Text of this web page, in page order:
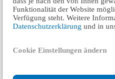
Funktionalität der Website
Verfügung steht. Weitere
Datenschutzerklärung und in
Cookie Einstellungen ändern